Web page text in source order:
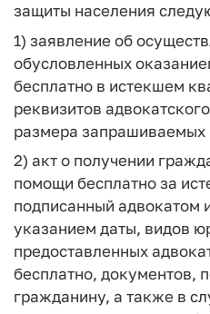
защиты населения
1) заявление об
обусловленных
бесплатно в истекшем
реквизитов
размера запрашиваемых
2) акт о получении
помощи бесплатно за
подписанный адвокатом
указанием даты, видов
предоставленных
бесплатно, документов,
гражданину, а также в